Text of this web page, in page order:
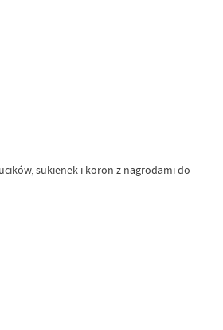
sukienek i koron z nagrodami do